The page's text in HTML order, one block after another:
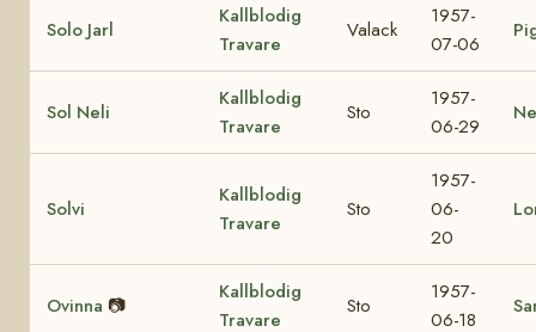
Solo Jarl
Kallblodig
Travare
Valack
1957-
07-06
Sol Neli
Kallblodig
Travare
Sto
1957-
06-29
Solvi
Kallblodig
Travare
Sto
1957-
06-
20
Ovinna 📷
Kallblodig
Travare
Sto
1957-
06-18